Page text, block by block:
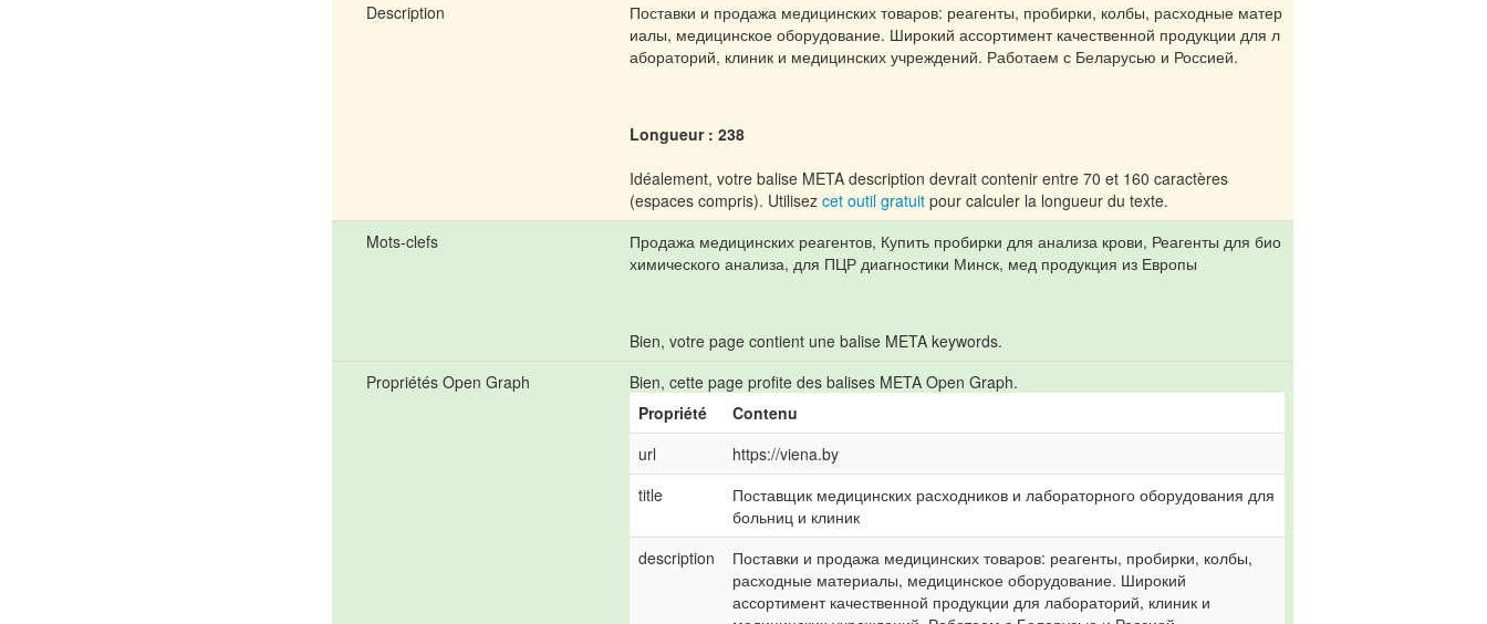
Description
Поставки и продажа медицинских товаров: реагенты, пробирки, колбы, расходные матер
иалы, медицинское оборудование. Широкий ассортимент качественной продукции для л
абораторий, клиник и медицинских учреждений. Работаем с Беларусью и Россией.
Longueur : 238
Idéalement, votre balise META description devrait contenir entre 70 et 160 caractères
(espaces compris). Utilisez cet outil gratuit pour calculer la longueur du texte.
Mots-clefs
Продажа медицинских реагентов, Купить пробирки для анализа крови, Реагенты для био
химического анализа, для ПЦР диагностики Минск, мед продукция из Европы
Bien, votre page contient une balise META keywords.
Propriétés Open Graph
Bien, cette page profite des balises META Open Graph.
Propriété
Contenu
url
https://viena.by
title
Поставщик медицинских расходников и лабораторного оборудования для
больниц и клиник
description
Поставки и продажа медицинских товаров: реагенты, пробирки, колбы,
расходные материалы, медицинское оборудование. Широкий
ассортимент качественной продукции для лабораторий, клиник и